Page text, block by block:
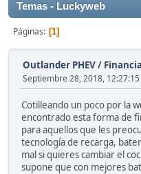
Temas - Luckyweb
Páginas 1
Outlander PHEV/
Septiembre 28, 2018, 12:27:15
Cotilleando un poco por la
encontrado esta forma de
para aquellos que les
tecnología de recarga,
mal si quieres cambiar el
supone que con mejores